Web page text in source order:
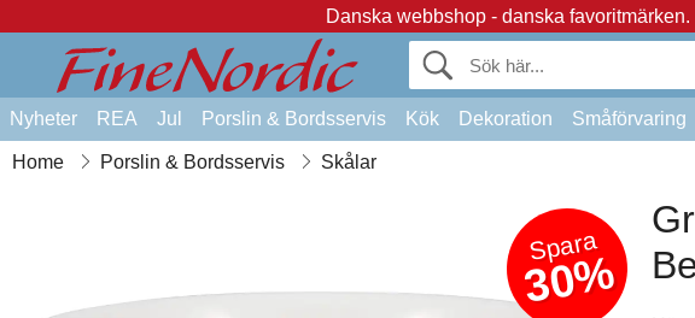
Danska webbshop - danska favoritmärken.
Nyheter REA Jul Porslin & Bordsservis Kök Dekoration Småförvaring
Home Porslin & Bordsservis Skålar
Spara
30%